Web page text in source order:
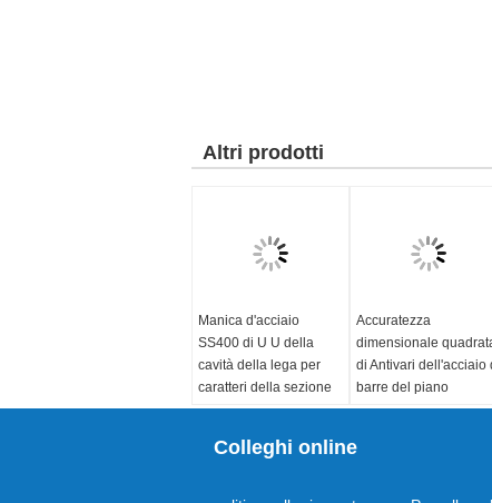
Altri prodotti
Manica d'acciaio
SS400 di U U della
cavità della lega per
caratteri della sezione
strutturale della sezione
BACCANO, GB, JIS
Accuratezza
dimensionale
di Antivari dell'acciaio
barre del piano
dell'acciaio dolce
Colleghi online